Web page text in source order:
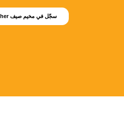
سجّل في مخيم صيف Glee Gather الآن